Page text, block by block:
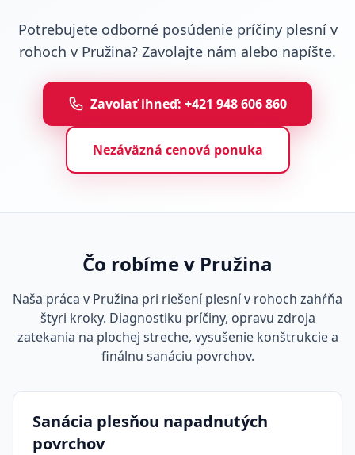
Potrebujete odborné posúdenie príčiny plesní v
rohoch v Pružina? Zavolajte nám alebo napíšte.
Zavolať ihneď: +421 948 606 860
Nezáväzná cenová ponuka
Čo robíme v Pružina
Naša práca v Pružina pri riešení plesní v rohoch zahŕňa
štyri kroky. Diagnostiku príčiny, opravu zdroja
zatekania na plochej streche, vysušenie konštrukcie a
finálnu sanáciu povrchov.
Sanácia plesňou napadnutých
povrchov